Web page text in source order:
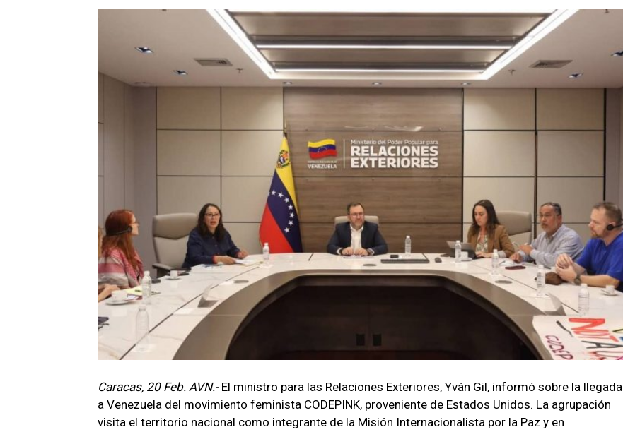
Caracas, 20 Feb. AVN.- El ministro para las Relaciones Exteriores, Yván Gil, informó sobre la llegada
a Venezuela del movimiento feminista CODEPINK, proveniente de Estados Unidos. La agrupación
visita el territorio nacional como integrante de la Misión Internacionalista por la Paz y en